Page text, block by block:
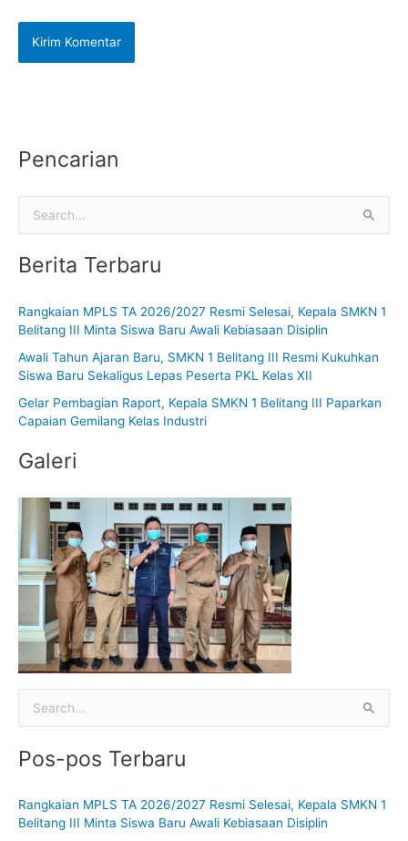
Pencarian
u
t
k
Berita Terbaru
Rangkaian MPLS TA 2026/2027 Resmi Selesai, Kepala SMKN 1
Belitang III Minta Siswa Baru Awali Kebiasaan Disiplin
Awali Tahun Ajaran Baru, SMKN 1 Belitang III Resmi Kukuhkan
Siswa Baru Sekaligus Lepas Peserta PKL Kelas XII
Gelar Pembagian Raport, Kepala SMKN 1 Belitang III Paparkan
Capaian Gemilang Kelas Industri
Galeri
u
Pos-pos Terbaru
Rangkaian MPLS TA 2026/2027 Resmi Selesai, Kepala SMKN 1
Belitang III Minta Siswa Baru Awali Kebiasaan Disiplin